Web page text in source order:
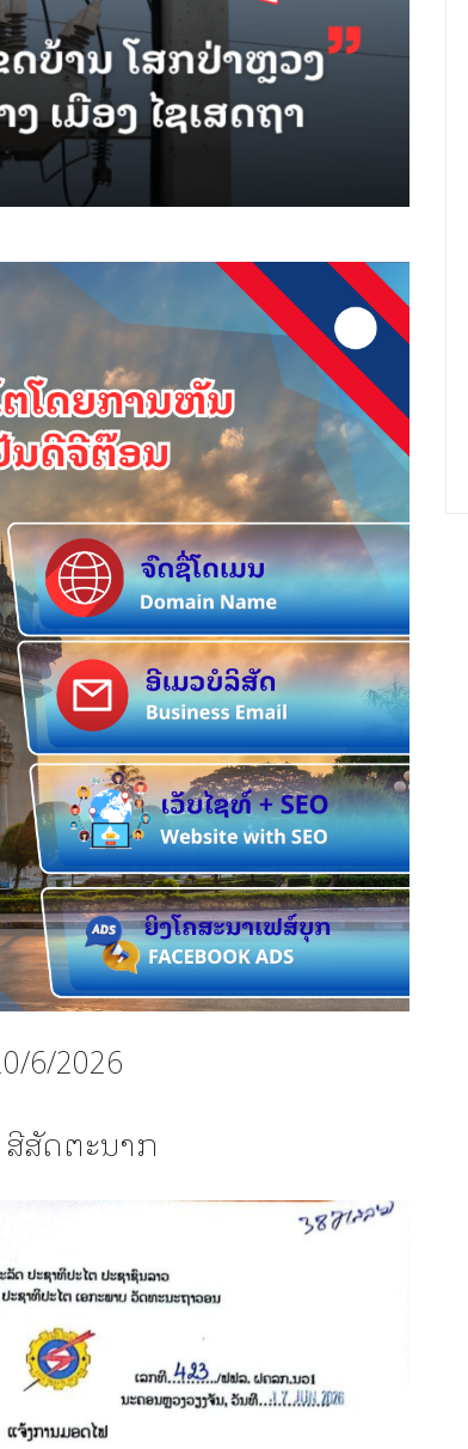
6/2026
ສີສັດຕະນາກ